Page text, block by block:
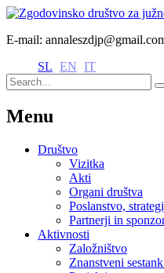
E-mail:
SL EN IT
Menu
Društvo
Vizitka
Akti
Organi društva
Poslanstvo,
Partnerji in
Aktivnosti
Založništvo
Znanstveni